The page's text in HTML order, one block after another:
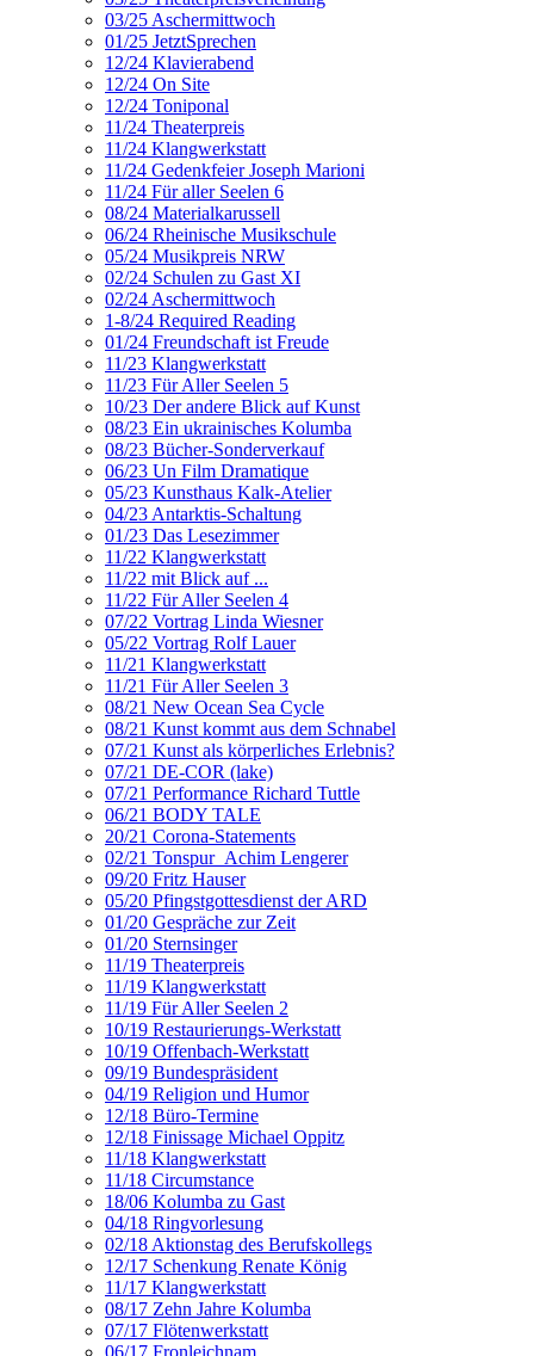
03/25 Aschermittwoch
01/25 JetztSprechen
12/24 Klavierabend
12/24 On Site
12/24 Toniponal
11/24 Theaterpreis
11/24 Klangwerkstatt
11/24 Gedenkfeier Joseph Marioni
11/24 Für aller Seelen 6
08/24 Materialkarussell
06/24 Rheinische Musikschule
05/24 Musikpreis NRW
02/24 Schulen zu Gast XI
02/24 Aschermittwoch
1-8/24 Required Reading
01/24 Freundschaft ist Freude
11/23 Klangwerkstatt
11/23 Für Aller Seelen 5
10/23 Der andere Blick auf Kunst
08/23 Ein ukrainisches Kolumba
08/23 Bücher-Sonderverkauf
06/23 Un Film Dramatique
05/23 Kunsthaus Kalk-Atelier
04/23 Antarktis-Schaltung
01/23 Das Lesezimmer
11/22 Klangwerkstatt
11/22 mit Blick auf ...
11/22 Für Aller Seelen 4
07/22 Vortrag Linda Wiesner
05/22 Vortrag Rolf Lauer
11/21 Klangwerkstatt
11/21 Für Aller Seelen 3
08/21 New Ocean Sea Cycle
08/21 Kunst kommt aus dem Schnabel
07/21 Kunst als körperliches Erlebnis?
07/21 DE-COR (lake)
07/21 Performance Richard Tuttle
06/21 BODY TALE
20/21 Corona-Statements
02/21 Tonspur_Achim Lengerer
09/20 Fritz Hauser
05/20 Pfingstgottesdienst der ARD
01/20 Gespräche zur Zeit
01/20 Sternsinger
11/19 Theaterpreis
11/19 Klangwerkstatt
11/19 Für Aller Seelen 2
10/19 Restaurierungs-Werkstatt
10/19 Offenbach-Werkstatt
09/19 Bundespräsident
04/19 Religion und Humor
12/18 Büro-Termine
12/18 Finissage Michael Oppitz
11/18 Klangwerkstatt
11/18 Circumstance
18/06 Kolumba zu Gast
04/18 Ringvorlesung
02/18 Aktionstag des Berufskollegs
12/17 Schenkung Renate König
11/17 Klangwerkstatt
08/17 Zehn Jahre Kolumba
07/17 Flötenwerkstatt
06/17 Fronleichnam